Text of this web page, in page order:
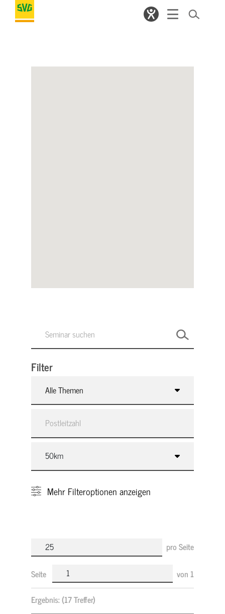
Filter
Alle Themen
Mehr Filteroptionen anzeigen
pro Seite
Seite von 1
Ergebnis:(17 Treffer)